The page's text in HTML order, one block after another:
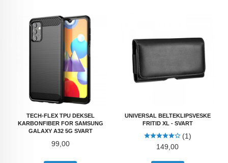
TECH-FLEX TPU DEKSEL
KARBONFIBER FOR SAMSUNG
GALAXY A32 5G SVART
Pris
99,00
UNIVERSAL BELTEKLIPSVESKE
FRITID XL - SVART
(1)
Pris
149,00